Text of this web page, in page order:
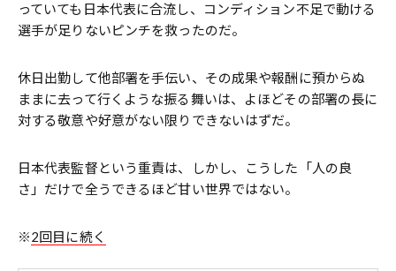
っていても日本代表に合流し、コンディション不足で動ける
選手が足りないピンチを救ったのだ。
休日出勤して他部署を手伝い、その成果や報酬に預からぬ
ままに去って行くような振る舞いは、よほどその部署の長に
対する敬意や好意がない限りできないはずだ。
日本代表監督という重責は、しかし、こうした「人の良
さ」だけで全うできるほど甘い世界ではない。
※2回目に続く